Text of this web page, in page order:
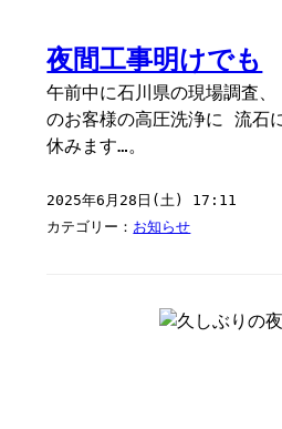
夜間工事明けでも
午前中に石川県の現場調査
のお客様の高圧洗浄に 流石
休みます…。
2025年6月28日(土) 17:11
カテゴリー： お知らせ